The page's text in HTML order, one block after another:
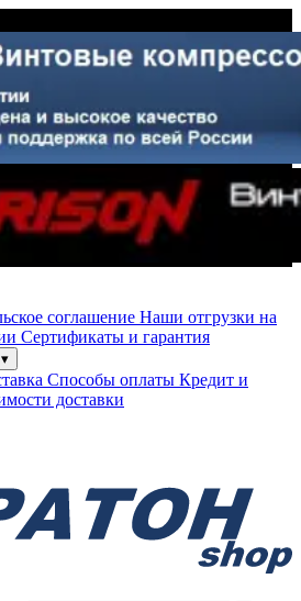
соглашение Наши отгрузки на
Сертификаты и гарантия
▾
Способы оплаты Кредит и
доставки